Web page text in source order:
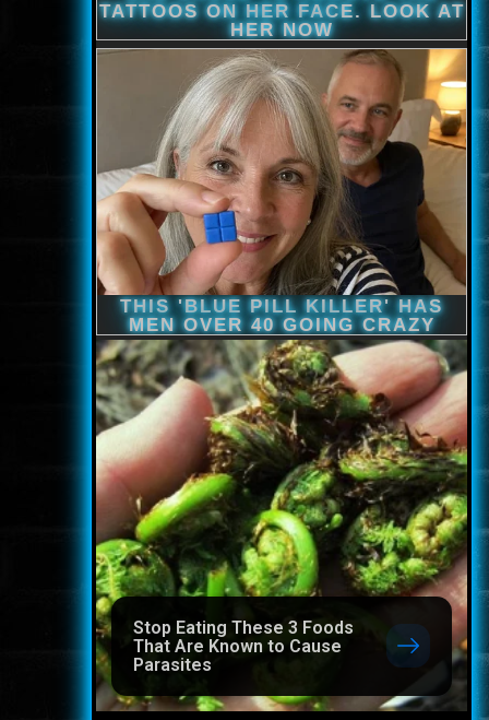
Stop Eating These 3 Foods
That Are Known to Cause
Parasites